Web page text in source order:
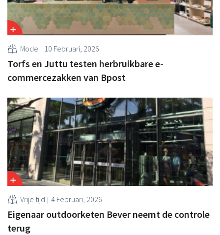
Mode 10 Februari, 2026
Torfs en Juttu testen herbruikbare e-
commercezakken van Bpost
Vrije tijd 4 Februari, 2026
Eigenaar outdoorketen Bever neemt de controle
terug